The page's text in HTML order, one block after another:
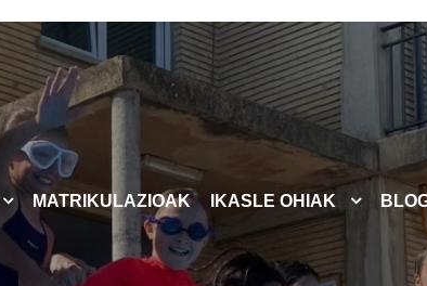
MATRIKULAZIOAK IKASLE OHIAK